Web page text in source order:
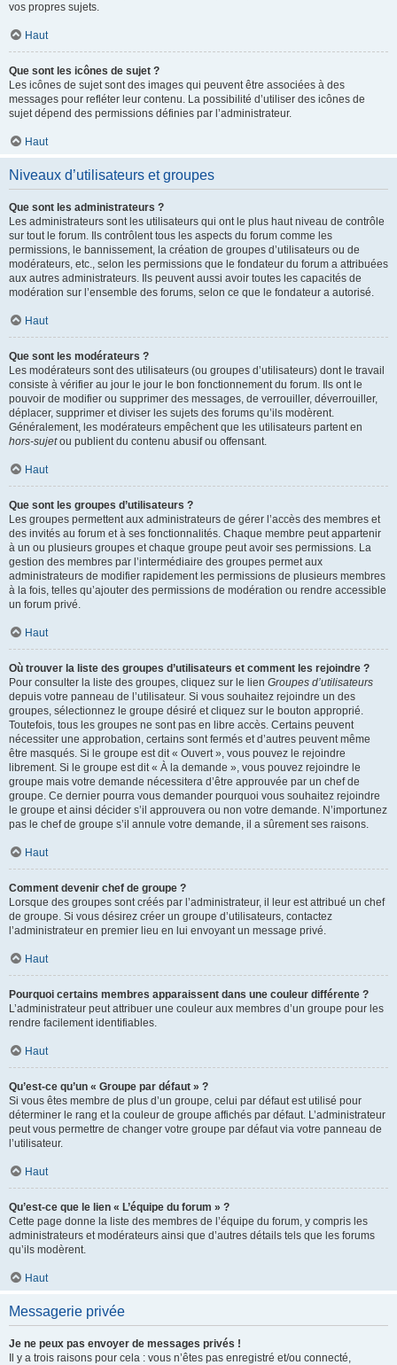
vos propres sujets.
Haut
Que sont les icônes de sujet ?
Les icônes de sujet sont des images qui peuvent être associées à des
messages pour refléter leur contenu. La possibilité d’utiliser des icônes de
sujet dépend des permissions définies par l’administrateur.
Haut
Niveaux d’utilisateurs et groupes
Que sont les administrateurs ?
Les administrateurs sont les utilisateurs qui ont le plus haut niveau de contrôle
sur tout le forum. Ils contrôlent tous les aspects du forum comme les
permissions, le bannissement, la création de groupes d’utilisateurs ou de
modérateurs, etc., selon les permissions que le fondateur du forum a attribuées
aux autres administrateurs. Ils peuvent aussi avoir toutes les capacités de
modération sur l’ensemble des forums, selon ce que le fondateur a autorisé.
Haut
Que sont les modérateurs ?
Les modérateurs sont des utilisateurs (ou groupes d’utilisateurs) dont le travail
consiste à vérifier au jour le jour le bon fonctionnement du forum. Ils ont le
pouvoir de modifier ou supprimer des messages, de verrouiller, déverrouiller,
déplacer, supprimer et diviser les sujets des forums qu’ils modèrent.
Généralement, les modérateurs empêchent que les utilisateurs partent en
hors-sujetou publient du contenu abusif ou offensant.
Haut
Que sont les groupes d’utilisateurs ?
Les groupes permettent aux administrateurs de gérer l’accès des membres et
des invités au forum et à ses fonctionnalités. Chaque membre peut appartenir
à un ou plusieurs groupes et chaque groupe peut avoir ses permissions. La
gestion des membres par l’intermédiaire des groupes permet aux
administrateurs de modifier rapidement les permissions de plusieurs membres
à la fois, telles qu’ajouter des permissions de modération ou rendre accessible
un forum privé.
Haut
Où trouver la liste des groupes d’utilisateurs et comment les rejoindre ?
Pour consulter la liste des groupes, cliquez sur le lien Groupes d’utilisateurs
depuis votre panneau de l’utilisateur. Si vous souhaitez rejoindre un des
groupes, sélectionnez le groupe désiré et cliquez sur le bouton approprié.
Toutefois, tous les groupes ne sont pas en libre accès. Certains peuvent
nécessiter une approbation, certains sont fermés et d’autres peuvent même
être masqués. Si le groupe est dit « Ouvert », vous pouvez le rejoindre
librement. Si le groupe est dit « À la demande », vous pouvez rejoindre le
groupe mais votre demande nécessitera d’être approuvée par un chef de
groupe. Ce dernier pourra vous demander pourquoi vous souhaitez rejoindre
le groupe et ainsi décider s’il approuvera ou non votre demande. N’importunez
pas le chef de groupe s’il annule votre demande, il a sûrement ses raisons.
Haut
Comment devenir chef de groupe ?
Lorsque des groupes sont créés par l’administrateur, il leur est attribué un chef
de groupe. Si vous désirez créer un groupe d’utilisateurs, contactez
l’administrateur en premier lieu en lui envoyant un message privé.
Haut
Pourquoi certains membres apparaissent dans une couleur différente ?
L’administrateur peut attribuer une couleur aux membres d’un groupe pour les
rendre facilement identifiables.
Haut
Qu’est-ce qu’un « Groupe par défaut » ?
Si vous êtes membre de plus d’un groupe, celui par défaut est utilisé pour
déterminer le rang et la couleur de groupe affichés par défaut. L’administrateur
peut vous permettre de changer votre groupe par défaut via votre panneau de
l’utilisateur.
Haut
Qu’est-ce que le lien « L’équipe du forum » ?
Cette page donne la liste des membres de l’équipe du forum, y compris les
administrateurs et modérateurs ainsi que d’autres détails tels que les forums
qu’ils modèrent.
Haut
Messagerie privée
Je ne peux pas envoyer de messages privés !
Il y a trois raisons pour cela : vous n’êtes pas enregistré et/ou connecté,